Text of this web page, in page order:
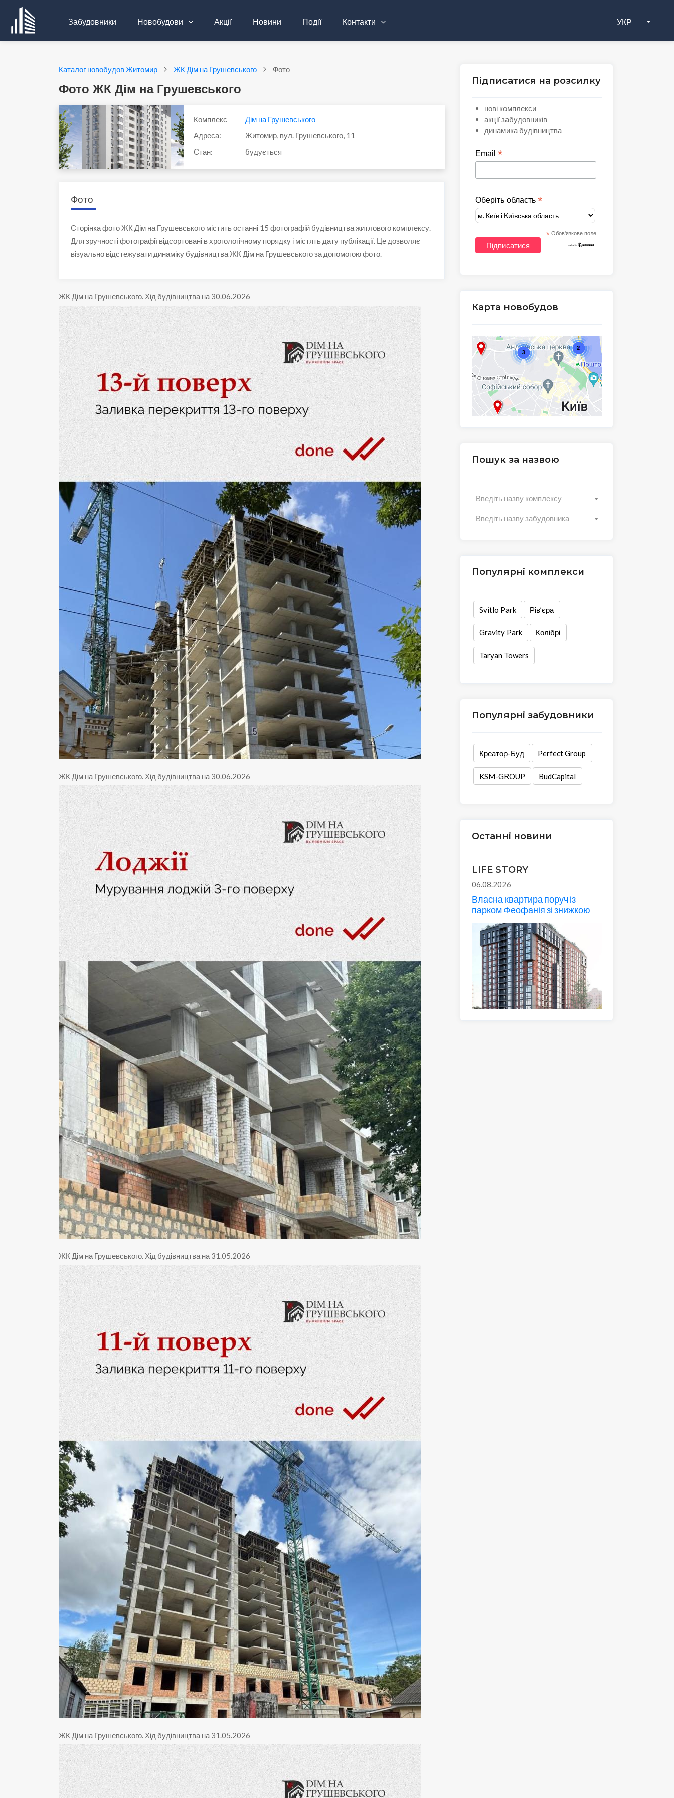
Забудовники Новобудови Акції Новини Події Контакти УКР
Каталог новобудов Житомир ЖК Дім на Грушевського Фото
Фото ЖК Дім на Грушевського
Комплекс
Дім на Грушевського
Адреса:
Житомир, вул. Грушевського, 11
Стан:
будується
Фото
Сторінка фото ЖК Дім на Грушевського містить останні 15 фотографій будівництва житлового комплексу.
Для зручності фотографії відсортовані в хрогологічному порядку і містять дату публікації. Це дозволяє
візуально відстежувати динаміку будівництва ЖК Дім на Грушевського за допомогою фото.
ЖК Дім на Грушевського. Хід будівництва на 30.06.2026
ЖК Дім на Грушевського. Хід будівництва на 30.06.2026
ЖК Дім на Грушевського. Хід будівництва на 31.05.2026
ЖК Дім на Грушевського. Хід будівництва на 31.05.2026
Підписатися на розсилку
нові комплекси
акції забудовників
динамика будівництва
Email*
Оберіть область*
* Обов'язкове поле
Карта новобудов
Пошук за назвою
Введіть назву комплексу
Введіть назву забудовника
Популярні комплекси
Svitlo Park Рів’єра
Gravity Park Колібрі
Taryan Towers
Популярні забудовники
Креатор-Буд Perfect Group
KSM-GROUP BudCapital
Останні новини
LIFE STORY
06.08.2026
Власна квартира поруч із
парком Феофанія зі знижкою